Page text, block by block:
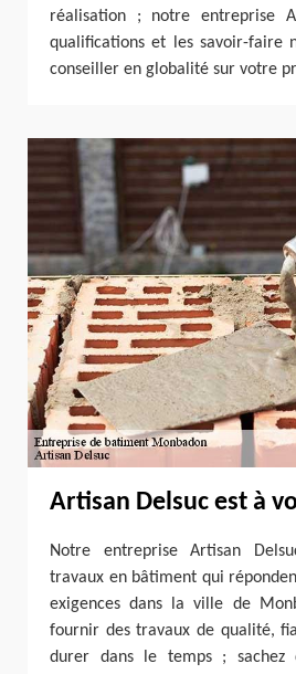
réalisation ; notre entreprise
qualifications et les savoir-faire
conseiller en globalité sur votre
Artisan Delsuc est à
Notre entreprise Artisan
travaux en bâtiment qui
exigences dans la ville de
fournir des travaux de qualité,
durer dans le temps ; sachez